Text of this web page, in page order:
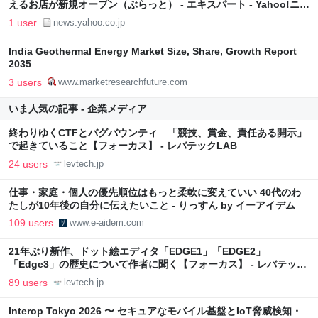
えるお店が新規オープン（ぶらっと） - エキスパート - Yahoo!ニュ
ース
1 user news.yahoo.co.jp
India Geothermal Energy Market Size, Share, Growth Report
2035
3 users www.marketresearchfuture.com
いま人気の記事 - 企業メディア
終わりゆくCTFとバグバウンティ 「競技、賞金、責任ある開示」
で起きていること【フォーカス】 - レバテックLAB
24 users levtech.jp
仕事・家庭・個人の優先順位はもっと柔軟に変えていい 40代のわ
たしが10年後の自分に伝えたいこと - りっすん by イーアイデム
109 users www.e-aidem.com
21年ぶり新作、ドット絵エディタ「EDGE1」「EDGE2」
「Edge3」の歴史について作者に聞く【フォーカス】 - レバテック
LAB
89 users levtech.jp
Interop Tokyo 2026 〜 セキュアなモバイル基盤とIoT脅威検知・